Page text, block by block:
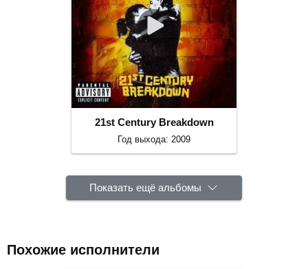
21st Century Breakdown
Год выхода: 2009
Показать ещё альбомы
Похожие исполнители